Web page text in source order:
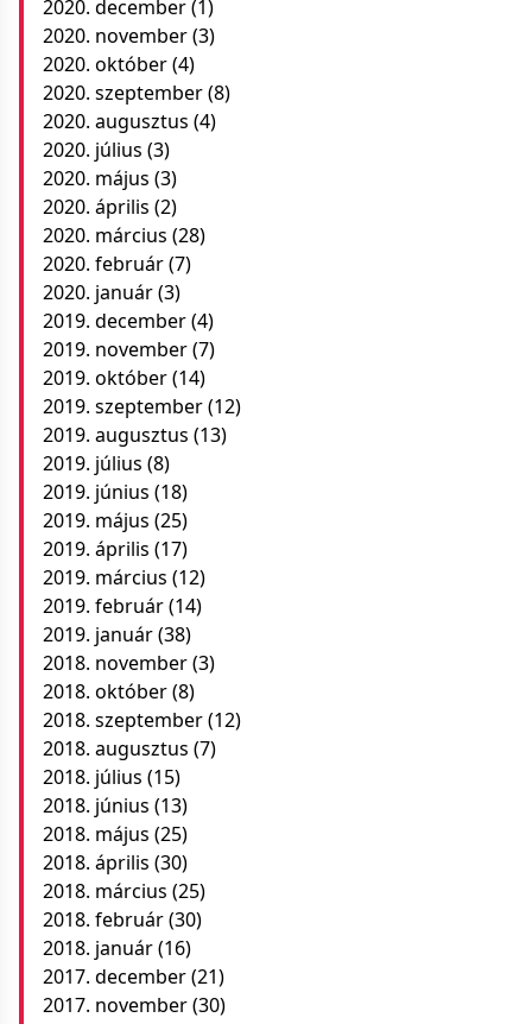
2020. december(1)
2020. november(3)
2020. október(4)
2020. szeptember(8)
2020. augusztus (4)
2020. július (3)
2020. május (3)
2020. április (2)
2020. március (28)
2020. február(7)
2020. január(3)
2019. december(4)
2019. november(7)
2019. október(14)
2019. szeptember(12)
2019. augusztus (13)
2019. július (8)
2019. június (18)
2019. május (25)
2019. április (17)
2019. március (12)
2019. február(14)
2019. január(38)
2018. november(3)
2018. október(8)
2018. szeptember(12)
2018. augusztus (7)
2018. július (15)
2018. június (13)
2018. május (25)
2018. április (30)
2018. március (25)
2018. február(30)
2018. január(16)
2017. december(21)
2017. november(30)